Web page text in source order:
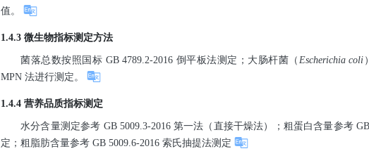
值。
1.4.3 微生物指标测定方法
菌落总数按照国标 GB 4789.2-2016 倒平板法测定；大肠杆菌（ Escherichia coli
MPN 法进行测定。
1.4.4 营养品质指标测定
水分含量测定参考 GB 5009.3-2016 第一法（直接干燥法）；粗蛋白含量参考
定；粗脂肪含量参考 GB 5009.6-2016 索氏抽提法测定